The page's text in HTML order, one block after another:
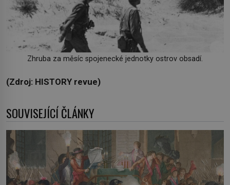
Zhruba za měsíc spojenecké jednotky ostrov obsadí.
(Zdroj: HISTORY revue)
SOUVISEJÍCÍ ČLÁNKY